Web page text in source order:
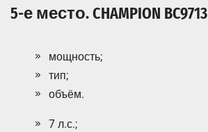
5-е место. CHAMPION BC9713
мощность;
тип;
объём.
7 л.с.;